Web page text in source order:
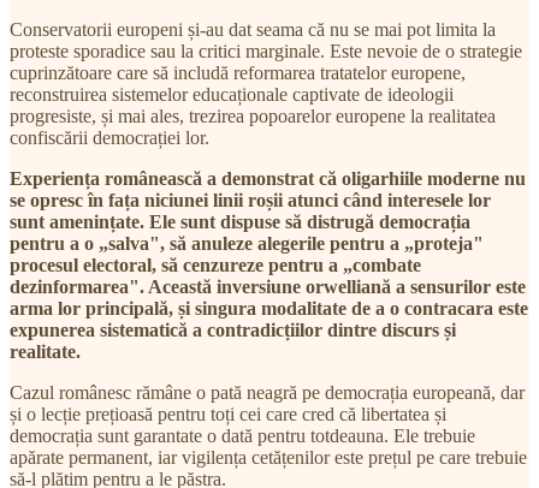
Conservatorii europeni și-au dat seama că nu se mai pot limita la
proteste sporadice sau la critici marginale. Este nevoie de o strategie
cuprinzătoare care să includă reformarea tratatelor europene,
reconstruirea sistemelor educaționale captivate de ideologii
progresiste, și mai ales, trezirea popoarelor europene la realitatea
confiscării democrației lor.
Experiența românească a demonstrat că oligarhiile moderne nu
se opresc în fața niciunei linii roșii atunci când interesele lor
sunt amenințate. Ele sunt dispuse să distrugă democrația
pentru a o „salva", să anuleze alegerile pentru a „proteja"
procesul electoral, să cenzureze pentru a „combate
dezinformarea". Această inversiune orwelliană a sensurilor este
arma lor principală, și singura modalitate de a o contracara este
expunerea sistematică a contradicțiilor dintre discurs și
realitate.
Cazul românesc rămâne o pată neagră pe democrația europeană, dar
și o lecție prețioasă pentru toți cei care cred că libertatea și
democrația sunt garantate o dată pentru totdeauna. Ele trebuie
apărate permanent, iar vigilența cetățenilor este prețul pe care trebuie
să-l plătim pentru a le păstra.